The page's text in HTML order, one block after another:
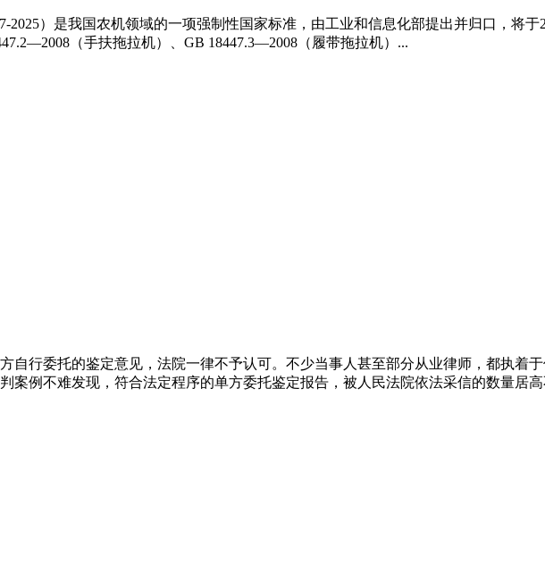
）是我国农机领域的一项强制性国家标准，由工业和信息化部提出并归口，将于
（手扶拖拉机）、GB 18447.3—2008（履带拖拉机）...
自行委托的鉴定意见，法院一律不予认可。不少当事人甚至部分从业律师，都执着
案例不难发现，符合法定程序的单方委托鉴定报告，被人民法院依法采信的数量居